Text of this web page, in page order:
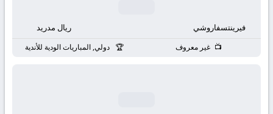
فيرينتسفاروشي ريال مدريد
غير معروف دولي, المباريات الودية للأندية